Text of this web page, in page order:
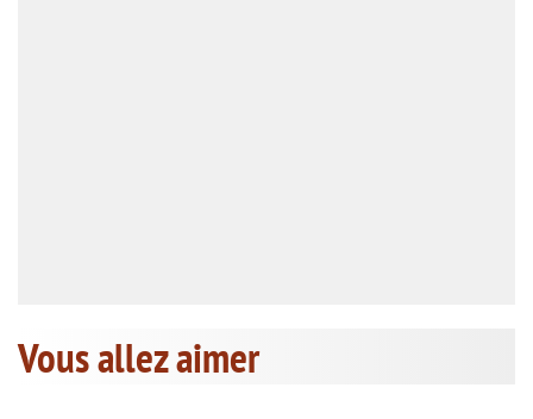
Vous allez aimer